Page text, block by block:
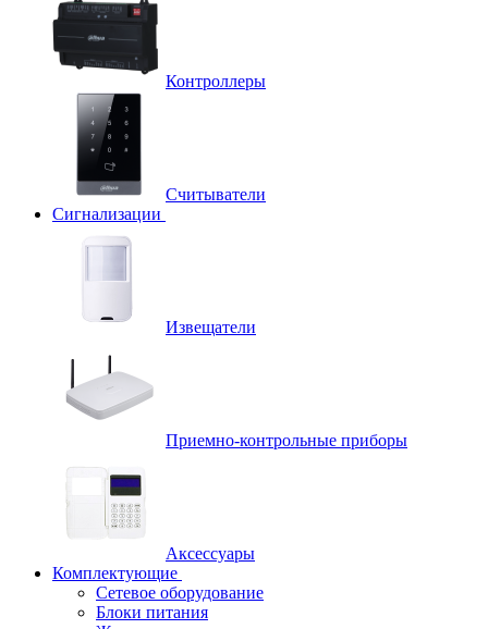
Контроллеры
Считыватели
Сигнализации
Извещатели
Приемно-контрольные приборы
Аксессуары
Комплектующие
Сетевое оборудование
Блоки питания